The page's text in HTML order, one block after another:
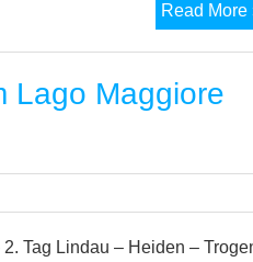
Read More
Lago Maggiore
Tag Lindau – Heiden –